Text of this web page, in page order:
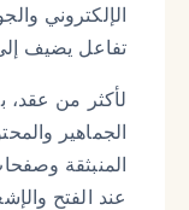
الإلكتروني
تفاعل يضيف إلى
المنبثقة وصفحات
عند الفتح